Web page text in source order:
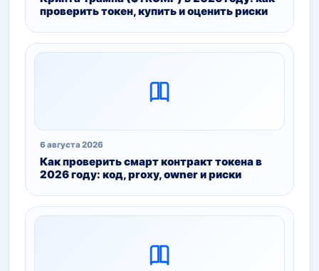
проверить токен, купить и оценить риски
6 августа 2026
Как проверить смарт контракт токена в
2026 году: код, proxy, owner и риски